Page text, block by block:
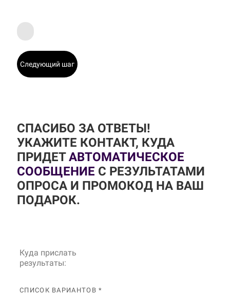
Следующий шаг
СПАСИБО ЗА ОТВЕТЫ!
УКАЖИТЕ КОНТАКТ, КУДА
ПРИДЕТАВТОМАТИЧЕСКОЕ
СООБЩЕНИЕ С РЕЗУЛЬТАТАМИ
ОПРОСА И ПРОМОКОД НА ВАШ
ПОДАРОК.
Куда прислать
результаты:
СПИСОК ВАРИАНТОВ *